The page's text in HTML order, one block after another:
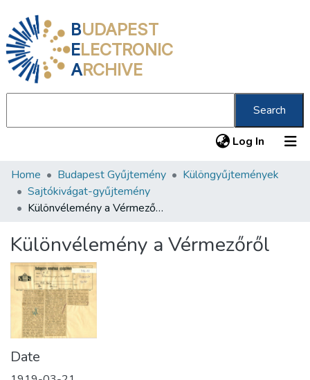
BUDAPEST
ELECTRONIC
ARCHIVE
Search
Log In (current)
Communities & Collections
All of DSpace
About us
Home Budapest Gyűjtemény
Különgyűjtemények
Sajtókivágat-gyűjtemény
Különvélemény a Vérmezőről
Különvélemény a Vérmezőről
Date